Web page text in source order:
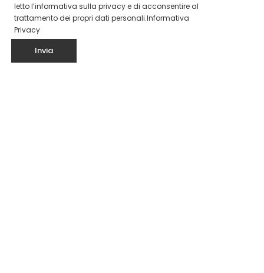
letto l’informativa sulla privacy e di acconsentire al
trattamento dei propri dati personali.Informativa
Privacy